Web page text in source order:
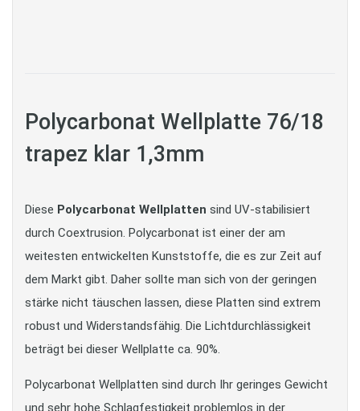
Polycarbonat Wellplatte 76/18
trapez klar 1,3mm
Diese Polycarbonat Wellplatten sind UV-stabilisiert
durch Coextrusion. Polycarbonat ist einer der am
weitesten entwickelten Kunststoffe, die es zur Zeit auf
dem Markt gibt. Daher sollte man sich von der geringen
stärke nicht täuschen lassen, diese Platten sind extrem
robust und Widerstandsfähig. Die Lichtdurchlässigkeit
beträgt bei dieser Wellplatte ca. 90%.
Polycarbonat Wellplatten sind durch Ihr geringes Gewicht
und sehr hohe Schlagfestigkeit problemlos in der